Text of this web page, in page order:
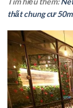
thất chung cư